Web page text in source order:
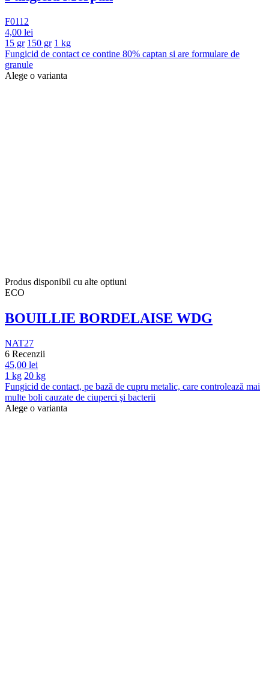
F0112
4,00 lei
15 gr 150 gr 1 kg
Fungicid de contact ce contine 80% captan si are formulare de
granule
Alege o varianta
Produs disponibil cu alte optiuni
ECO
BOUILLIE BORDELAISE WDG
NAT27
6 Recenzii
45,00 lei
1 kg 20 kg
Fungicid de contact, pe bază de cupru metalic, care controlează mai
multe boli cauzate de ciuperci şi bacterii
Alege o varianta